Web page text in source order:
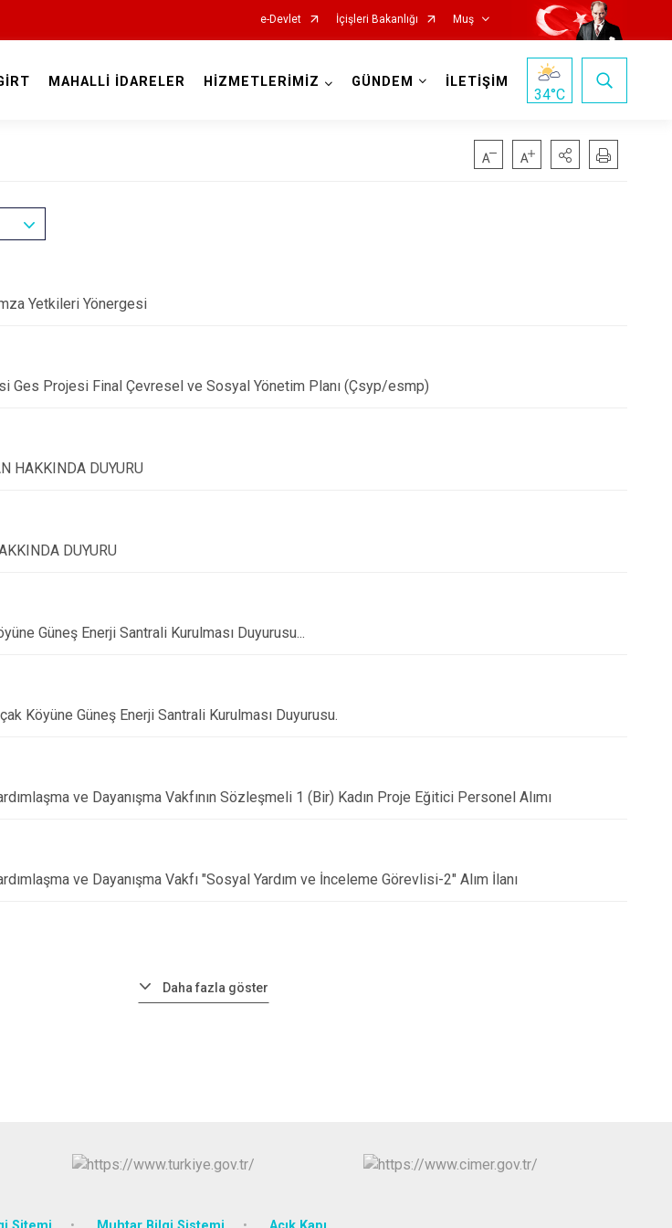
e-Devlet İçişleri Bakanlığı Muş
Korkut
MAHALLİ İDARELER HİZMETLERİMİZ GÜNDEM İLETİŞİM
34°C
Yetkileri Yönergesi
Ges Projesi Final Çevresel ve Sosyal Yönetim Planı (Çsyp/esmp)
HAKKINDA DUYURU
DUYURU
Güneş Enerji Santrali Kurulması Duyurusu...
Köyüne Güneş Enerji Santrali Kurulması Duyurusu.
ve Dayanışma Vakfının Sözleşmeli 1 (Bir) Kadın Proje Eğitici Personel Alımı
ve Dayanışma Vakfı "Sosyal Yardım ve İnceleme Görevlisi-2" Alım İlanı
Daha fazla göster